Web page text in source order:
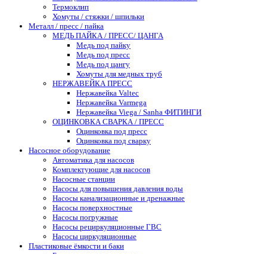
Термоклип
Хомуты / стяжки / шпильки
Металл / пресс / пайка
МЕДЬ ПАЙКА / ПРЕСС/ ЦАНГА
Медь под пайку
Медь под пресс
Медь под цангу
Хомуты для медных труб
НЕРЖАВЕЙКА ПРЕСС
Нержавейка Valtec
Нержавейка Varmega
Нержавейка Viega / Sanha ФИТИНГИ
ОЦИНКОВКА СВАРКА / ПРЕСС
Оцинковка под пресс
Оцинковка под сварку
Насосное оборудование
Автоматика для насосов
Комплектующие для насосов
Насосные станции
Насосы для повышения давления воды
Насосы канализационные и дренажные
Насосы поверхностные
Насосы погружные
Насосы рециркуляционные ГВС
Насосы циркуляционные
Пластиковые ёмкости и баки